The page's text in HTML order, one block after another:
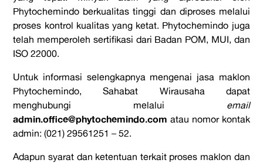
Phytochemindo berkualitas tinggi dan diproses melalui
proses kontrol kualitas yang ketat. Phytochemindo juga
telah memperoleh sertifikasi dari Badan POM, MUI, dan
ISO 22000.
Untuk informasi selengkapnya mengenai jasa maklon
Phytochemindo, Sahabat Wirausaha dapat
menghubungi melalui email
admin.office@phytochemindo.com atau nomor kontak
admin: (021) 29561251 – 52.
Adapun syarat dan ketentuan terkait proses maklon dan